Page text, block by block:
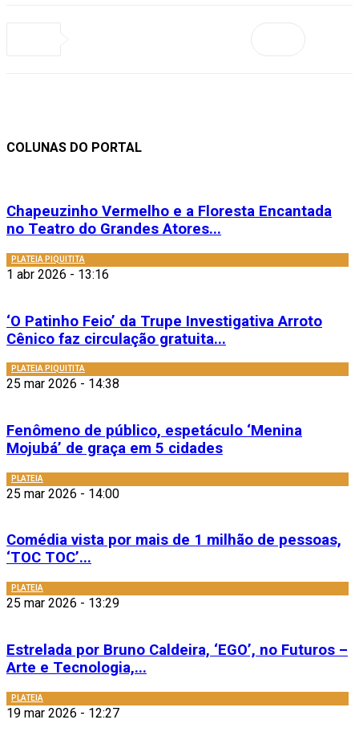
COLUNAS DO PORTAL
Chapeuzinho Vermelho e a Floresta Encantada
no Teatro do Grandes Atores...
PLATEIA PIQUITITA
1 abr 2026 - 13:16
‘O Patinho Feio’ da Trupe Investigativa Arroto
Cênico faz circulação gratuita...
PLATEIA PIQUITITA
25 mar 2026 - 14:38
Fenômeno de público, espetáculo ‘Menina
Mojubá’ de graça em 5 cidades
PLATEIA
25 mar 2026 - 14:00
Comédia vista por mais de 1 milhão de pessoas,
‘TOC TOC’...
PLATEIA
25 mar 2026 - 13:29
Estrelada por Bruno Caldeira, ‘EGO’, no Futuros –
Arte e Tecnologia,...
PLATEIA
19 mar 2026 - 12:27